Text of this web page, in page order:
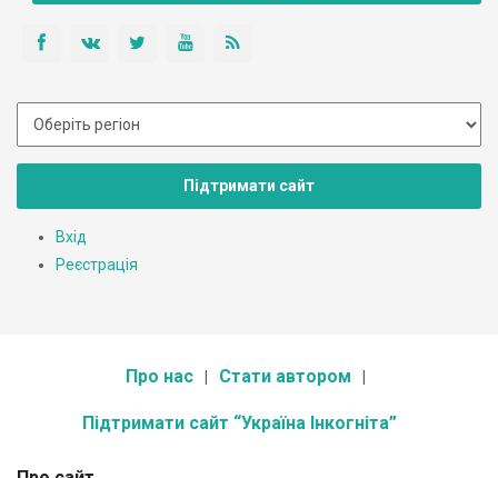
Підтримати сайт
Вхід
Реєстрація
Про нас Стати автором
Підтримати сайт “Україна Інкогніта”